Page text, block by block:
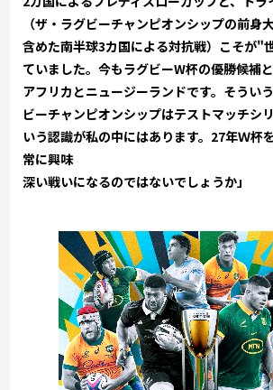
（ザ・ラグビーチャンピオンシップの前身
含めた南半球3カ国による対抗戦）こそが"
ていました。今もラグビーW杯の優勝候補
アフリカとニュージーランドです。そうい
ビーチャンピオンシップはテストマッチシ
いう認識が私の中にはあります。27年Ｗ杯
常に興味
深い戦いになるのではないでしょうか」